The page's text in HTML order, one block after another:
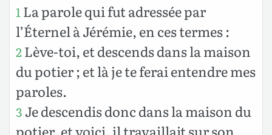
1 La parole qui fut adressée par
l’Éternel à Jérémie, en ces termes :
2Lève-toi, et descends dans la maison
du potier ; et là je te ferai entendre mes
paroles.
3 Je descendis donc dans la maison du
potier, et voici, il travaillait sur son